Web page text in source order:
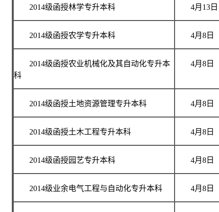
2014级函授林学专升本科 4月13日
2014级函授农学专升本科 4月8日
2014级函授农业机械化及其自动化专升本
科
4月8日
2014级函授土地资源管理专升本科 4月8日
2014级函授土木工程专升本科 4月8日
2014级函授园艺专升本科 4月8日
2014级业余电气工程与自动化专升本科 4月8日